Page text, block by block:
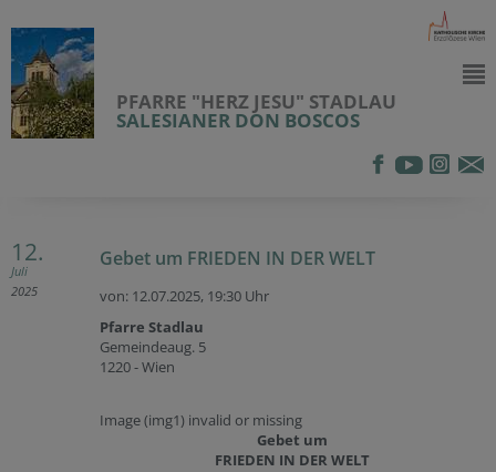
PFARRE "HERZ JESU" STADLAU
SALESIANER DON BOSCOS
12.
Juli
2025
Gebet um FRIEDEN IN DER WELT
von: 12.07.2025, 19:30 Uhr
Pfarre Stadlau
Gemeindeaug. 5
1220 - Wien
Image (img1) invalid or missing
Gebet um
FRIEDEN IN DER WELT